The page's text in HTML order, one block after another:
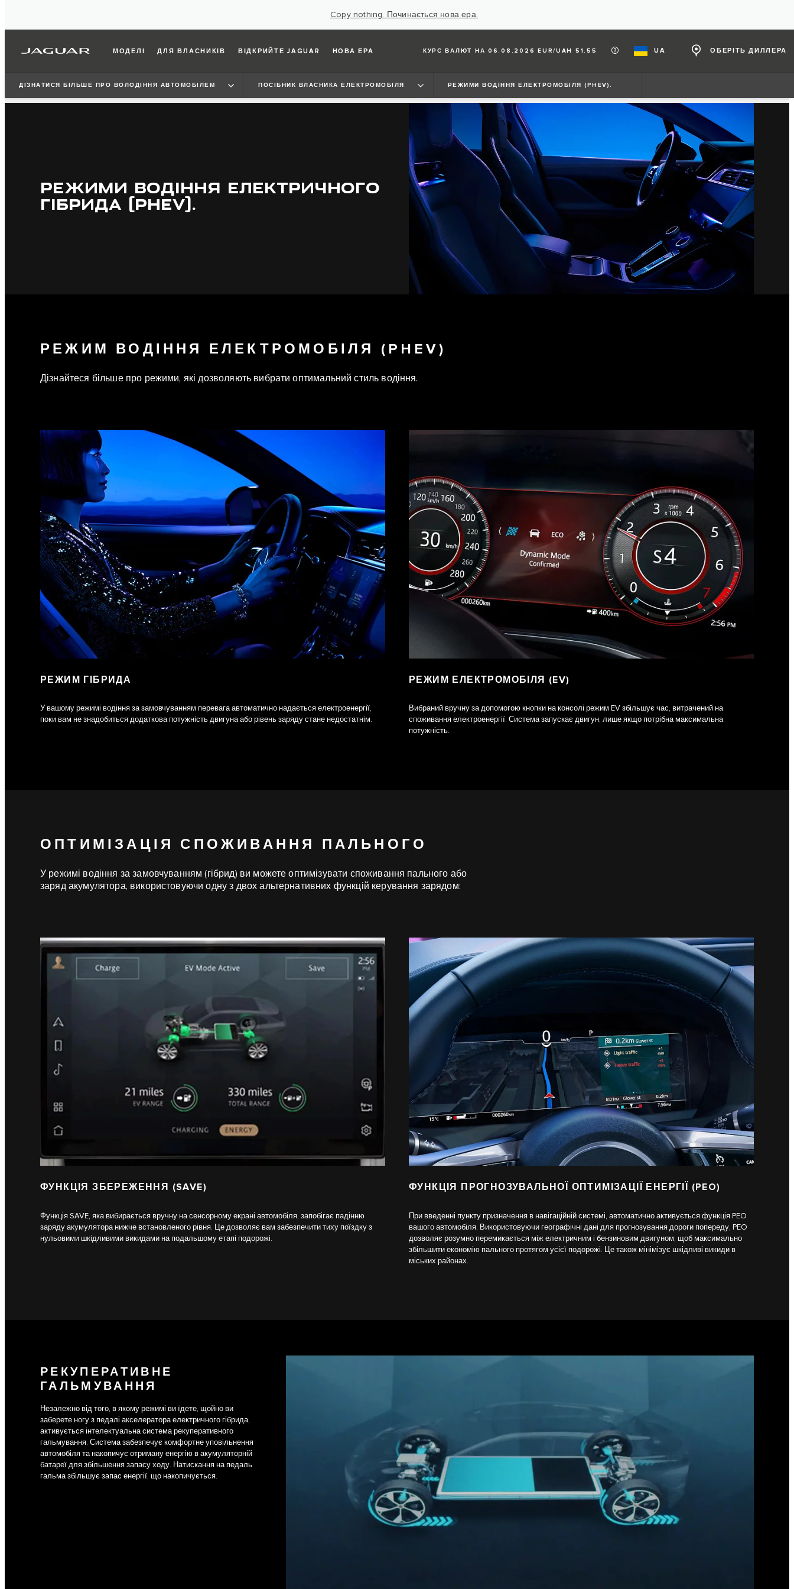
Copy nothing. Починається нова ера.
МОДЕЛІ ДЛЯ ВЛАСНИКІВ ВІДКРИЙТЕ JAGUAR НОВА ЕРА КУРС ВАЛЮТ НА 06.08.2026 EUR/UAH 51.55 UA ОБЕРІТЬ ДИЛЛЕРА
ДІЗНАТИСЯ БІЛЬШЕ ПРО ВОЛОДІННЯ АВТОМОБІЛЕМ ПОСІБНИК ВЛАСНИКА ЕЛЕКТРОМОБІЛЯ РЕЖИМИ ВОДІННЯ ЕЛЕКТРОМОБІЛЯ (PHEV).
РЕЖИМИ ВОДІННЯ ЕЛЕКТРИЧНОГО
ГІБРИДА (PHEV).
РЕЖИМ ВОДІННЯ ЕЛЕКТРОМОБІЛЯ (PHEV)
Дізнайтеся більше про режими, які дозволяють вибрати оптимальний стиль водіння.
РЕЖИМ ГІБРИДА
У вашому режимі водіння за замовчуванням перевага автоматично надається електроенергії,
поки вам не знадобиться додаткова потужність двигуна або рівень заряду стане недостатнім.
РЕЖИМ ЕЛЕКТРОМОБІЛЯ (EV)
Вибраний вручну за допомогою кнопки на консолі режим EV збільшує час, витрачений на
споживання електроенергії. Система запускає двигун, лише якщо потрібна максимальна
потужність.
ОПТИМІЗАЦІЯ СПОЖИВАННЯ ПАЛЬНОГО
У режимі водіння за замовчуванням (гібрид) ви можете оптимізувати споживання пального або
заряд акумулятора, використовуючи одну з двох альтернативних функцій керування зарядом:
ФУНКЦІЯ ЗБЕРЕЖЕННЯ (SAVE)
Функція SAVE, яка вибирається вручну на сенсорному екрані автомобіля, запобігає падінню
заряду акумулятора нижче встановленого рівня. Це дозволяє вам забезпечити тиху поїздку з
нульовими шкідливими викидами на подальшому етапі подорожі.
ФУНКЦІЯ ПРОГНОЗУВАЛЬНОЇ ОПТИМІЗАЦІЇ ЕНЕРГІЇ (PEO)
При введенні пункту призначення в навігаційній системі, автоматично активується функція PEO
вашого автомобіля. Використовуючи географічні дані для прогнозування дороги попереду, PEO
дозволяє розумно перемикається між електричним і бензиновим двигуном, щоб максимально
збільшити економію пального протягом усієї подорожі. Це також мінімізує шкідливі викиди в
міських районах.
РЕКУПЕРАТИВНЕ
ГАЛЬМУВАННЯ
Незалежно від того, в якому режимі ви їдете, щойно ви
заберете ногу з педалі акселератора електричного гібрида,
активується інтелектуальна система рекуперативного
гальмування. Система забезпечує комфортне уповільнення
автомобіля та накопичує отриману енергію в акумуляторній
батареї для збільшення запасу ходу. Натискання на педаль
гальма збільшує запас енергії, що накопичується.